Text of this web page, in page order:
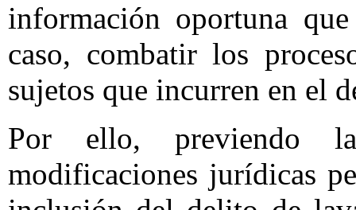
información oportuna
caso, combatir los
sujetos que incurren en el
Por ello, previendo
modificaciones jurídicas